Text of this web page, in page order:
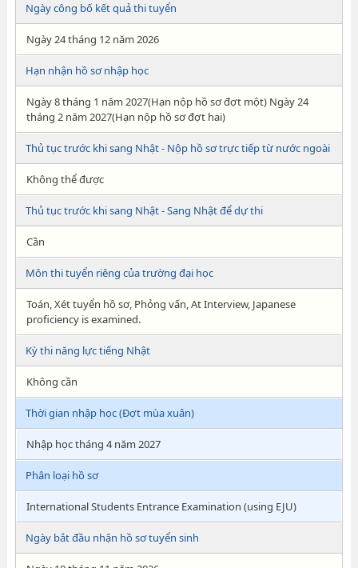
Ngày công bố kết quả thi tuyển
Ngày 24 tháng 12 năm 2026
Hạn nhận hồ sơ nhập học
Ngày 8 tháng 1 năm 2027(Hạn nộp hồ sơ đợt một) Ngày 24
tháng 2 năm 2027(Hạn nộp hồ sơ đợt hai)
Thủ tục trước khi sang Nhật - Nộp hồ sơ trực tiếp từ nước ngoài
Không thể được
Thủ tục trước khi sang Nhật - Sang Nhật để dự thi
Cần
Môn thi tuyển riêng của trường đại học
Toán, Xét tuyển hồ sơ, Phỏng vấn, At Interview, Japanese
proficiency is examined.
Kỳ thi năng lực tiếng Nhật
Không cần
Thời gian nhập học (Đợt mùa xuân)
Nhập học tháng 4 năm 2027
Phân loại hồ sơ
International Students Entrance Examination (using EJU)
Ngày bắt đầu nhận hồ sơ tuyển sinh